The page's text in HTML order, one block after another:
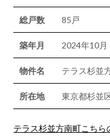
総戸数 85戸
築年月 2024年10月
物件名 テラス杉並
所在地 東京都杉並
テラス杉並方南町こちら